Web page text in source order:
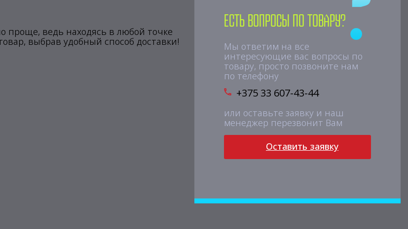
проще, ведь находясь в любой точке
выбрав удобный способ доставки!
Есть вопросы по товару?
Мы ответим на все
интересующие вас вопросы по
товару, просто позвоните нам
по телефону
+375 33 607-43-44
или оставьте заявку и наш
менеджер перезвонит Вам
Оставить заявку